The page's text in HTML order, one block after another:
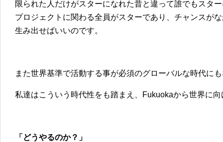
限られた人だけがスターになれた昔と違って誰でもスタ
プロジェクトに関わる全員がスターであり、チャンスが
生み出せばいいのです。
また世界基準で活動する事が必須のグローバルな時代に
私達はこういう時代性をも踏まえ、Fukuokaから世界に
「どうやるのか？」